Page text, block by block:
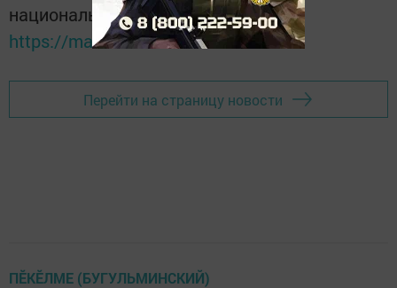
национальном мессенджере MАХ:
https://max.ru/tatmedia
Перейти на страницу новости
ПĔКĔЛМЕ (БУГУЛЬМИНСКИЙ)